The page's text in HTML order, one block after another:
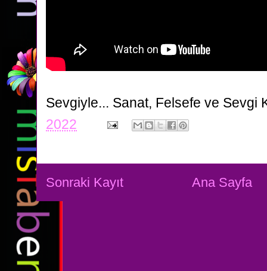
Sevgiyle... Sanat, Felsefe ve Sevgi
2022
Sonraki Kayıt Ana Sayfa